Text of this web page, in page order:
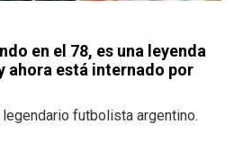
en el 78, es una leyenda
ahora está internado por
futbolista argentino.